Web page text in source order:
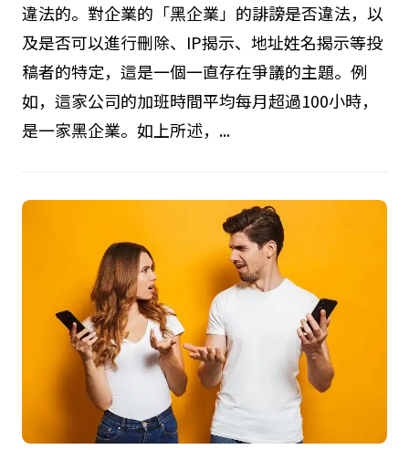
違法的。對企業的「黑企業」的誹謗是否違法，以
及是否可以進行刪除、IP揭示、地址姓名揭示等投
稿者的特定，這是一個一直存在爭議的主題。例
如，這家公司的加班時間平均每月超過100小時，
是一家黑企業。如上所述，...